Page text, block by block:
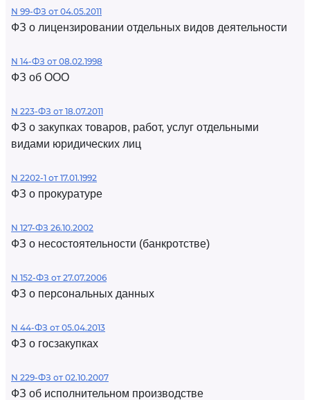
N 99-ФЗ от 04.05.2011
ФЗ о лицензировании отдельных видов деятельности
N 14-ФЗ от 08.02.1998
ФЗ об ООО
N 223-ФЗ от 18.07.2011
ФЗ о закупках товаров, работ, услуг отдельными
видами юридических лиц
N 2202-1 от 17.01.1992
ФЗ о прокуратуре
N 127-ФЗ 26.10.2002
ФЗ о несостоятельности (банкротстве)
N 152-ФЗ от 27.07.2006
ФЗ о персональных данных
N 44-ФЗ от 05.04.2013
ФЗ о госзакупках
N 229-ФЗ от 02.10.2007
ФЗ об исполнительном производстве